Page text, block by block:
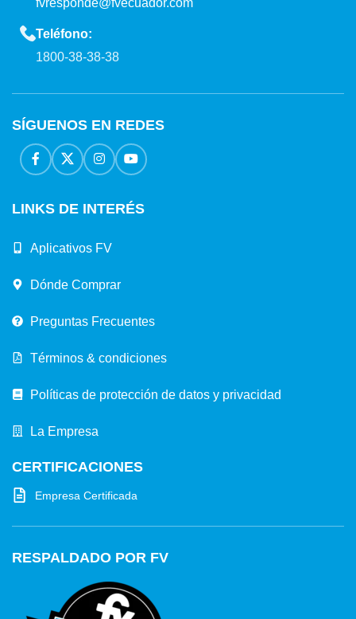
fvresponde@fvecuador.com
Teléfono:
1800-38-38-38
SÍGUENOS EN REDES
LINKS DE INTERÉS
Aplicativos FV
Dónde Comprar
Preguntas Frecuentes
Términos & condiciones
Políticas de protección de datos y privacidad
La Empresa
CERTIFICACIONES
Empresa Certificada
RESPALDADO POR FV